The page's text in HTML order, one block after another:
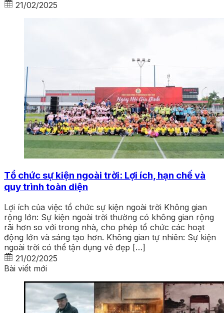
21/02/2025
Tổ chức sự kiện ngoài trời: Lợi ích, hạn chế và
quy trình toàn diện
Lợi ích của việc tổ chức sự kiện ngoài trời Không gian
rộng lớn: Sự kiện ngoài trời thường có không gian rộng
rãi hơn so với trong nhà, cho phép tổ chức các hoạt
động lớn và sáng tạo hơn. Không gian tự nhiên: Sự kiện
ngoài trời có thể tận dụng vẻ đẹp […]
21/02/2025
Bài viết mới